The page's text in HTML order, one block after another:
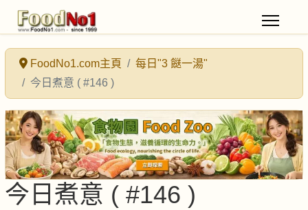
FoodNo1.com主頁
每日"3 餸一湯"
今日煮意 ( #146 )
今日煮意 ( #146 )